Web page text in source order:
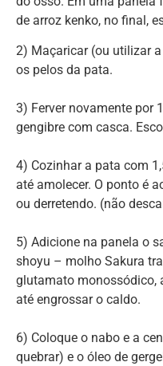
de arroz kenko, no final,
2) Maçaricar (ou utilizar
os pelos da pata.
3) Ferver novamente por
gengibre com casca.
4) Cozinhar a pata com
até amolecer. O ponto é
ou derretendo. (não
5) Adicione na panela o
shoyu – molho Sakura
glutamato monossódico,
até engrossar o caldo.
6) Coloque o nabo e a
quebrar) e o óleo de